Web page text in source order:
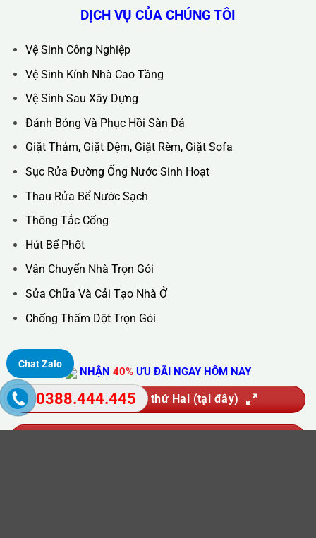
DỊCH VỤ CỦA CHÚNG TÔI
Vệ Sinh Công Nghiệp
Vệ Sinh Kính Nhà Cao Tầng
Vệ Sinh Sau Xây Dựng
Đánh Bóng Và Phục Hồi Sàn Đá
Giặt Thảm, Giặt Đệm, Giặt Rèm, Giặt Sofa
Sục Rửa Đường Ống Nước Sinh Hoạt
Thau Rửa Bể Nước Sạch
Thông Tắc Cống
Hút Bể Phốt
Vận Chuyển Nhà Trọn Gói
Sửa Chữa Và Cải Tạo Nhà Ở
Chống Thấm Dột Trọn Gói
NHẬN 40%ƯU ĐÃI NGAY HÔM NAY
Nhận ưu đãi vào thứ Hai (tại đây)
Chat Zalo
0388.444.445